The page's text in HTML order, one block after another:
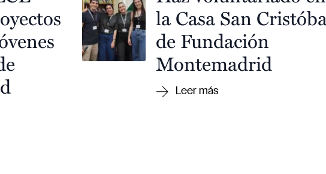
la Casa San
de Fundación
Montemadrid